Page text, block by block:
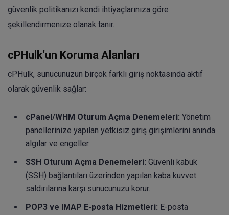
güvenlik politikanızı kendi ihtiyaçlarınıza göre
şekillendirmenize olanak tanır.
cPHulk’un Koruma Alanları
cPHulk, sunucunuzun birçok farklı giriş noktasında aktif
olarak güvenlik sağlar:
cPanel/WHM Oturum Açma Denemeleri: Yönetim
panellerinize yapılan yetkisiz giriş girişimlerini anında
algılar ve engeller.
SSH Oturum Açma Denemeleri: Güvenli kabuk
(SSH) bağlantıları üzerinden yapılan kaba kuvvet
saldırılarına karşı sunucunuzu korur.
POP3 ve IMAP E-posta Hizmetleri: E-posta